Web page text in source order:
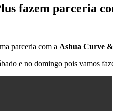
fazem parceria
parceria com a Ashua Curve
e no domingo pois vamos